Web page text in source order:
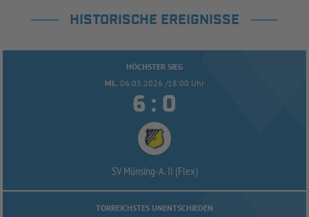
HISTORISCHE EREIGNISSE
HÖCHSTER SIEG
MI.. 06.05.2026 /18:00 Uhr
 : 
SV Münsing-A. II (Flex)
TORREICHSTES UNENTSCHIEDEN